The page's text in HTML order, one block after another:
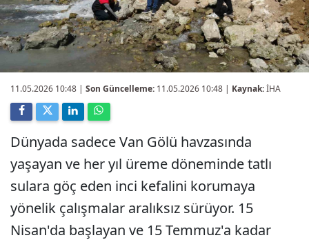
11.05.2026 10:48 | Son Güncelleme: 11.05.2026 10:48 | Kaynak:İHA
Dünyada sadece Van Gölü havzasında
yaşayan ve her yıl üreme döneminde tatlı
sulara göç eden inci kefalini korumaya
yönelik çalışmalar aralıksız sürüyor. 15
Nisan'da başlayan ve 15 Temmuz'a kadar